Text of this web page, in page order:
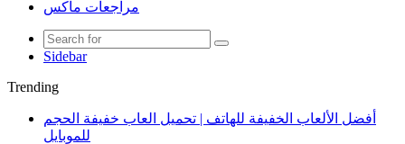
مراجعات ماكس
Sidebar
Trending
أفضل الألعاب الخفيفة للهاتف | تحميل العاب خفيفة الحجم
للموبايل